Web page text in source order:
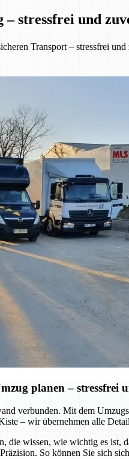
stressfrei und
Transport – stressfrei
planen – stressfrei
verbunden. Mit dem
– wir übernehmen alle
die wissen, wie wichtig es
So können Sie sich